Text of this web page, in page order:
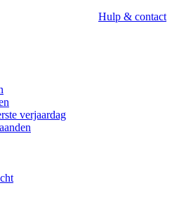
Hulp & contact
verjaardag